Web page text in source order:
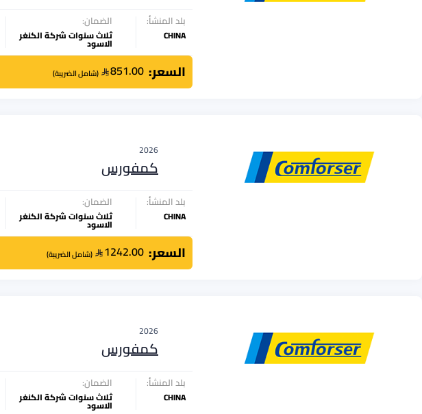
بلد المنشأ:
CHINA
الضمان:
ثلاث سنوات شركة الكنغر
الاسود
السعر: 851.00
(شامل الضريبة)
2026
كمفورس
بلد المنشأ:
CHINA
الضمان:
ثلاث سنوات شركة الكنغر
الاسود
السعر: 1242.00
(شامل الضريبة)
2026
كمفورس
بلد المنشأ:
CHINA
الضمان:
ثلاث سنوات شركة الكنغر
الاسود